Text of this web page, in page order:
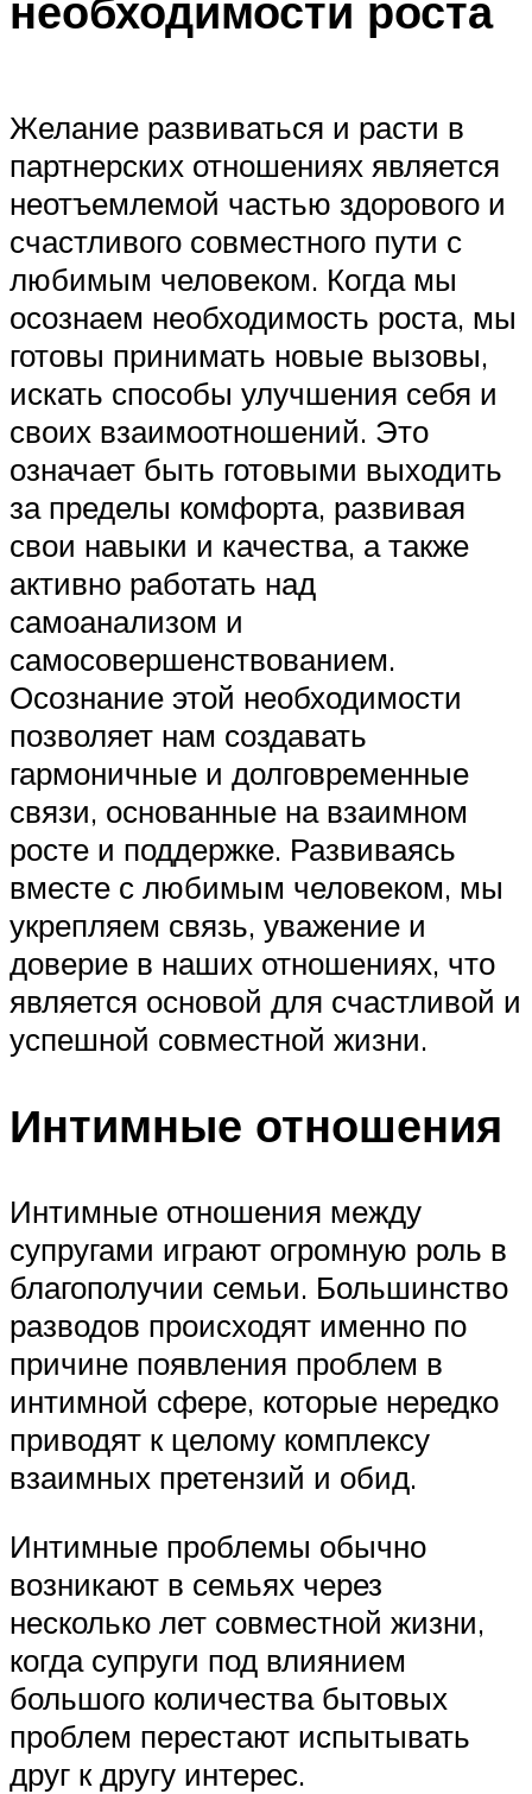
Желание развиваться и расти в
партнерских отношениях является
неотъемлемой частью здорового и
счастливого совместного пути с
любимым человеком. Когда мы
осознаем необходимость роста, мы
готовы принимать новые вызовы,
искать способы улучшения себя и
своих взаимоотношений. Это
означает быть готовыми выходить
за пределы комфорта, развивая
свои навыки и качества, а также
активно работать над
самоанализом и
самосовершенствованием.
Осознание этой необходимости
позволяет нам создавать
гармоничные и долговременные
связи, основанные на взаимном
росте и поддержке. Развиваясь
вместе с любимым человеком, мы
укрепляем связь, уважение и
доверие в наших отношениях, что
является основой для счастливой и
успешной совместной жизни.
Интимные отношения
Интимные отношения между
супругами играют огромную роль в
благополучии семьи. Большинство
разводов происходят именно по
причине появления проблем в
интимной сфере, которые нередко
приводят к целому комплексу
взаимных претензий и обид.
Интимные проблемы обычно
возникают в семьях через
несколько лет совместной жизни,
когда супруги под влиянием
большого количества бытовых
проблем перестают испытывать
друг к другу интерес.